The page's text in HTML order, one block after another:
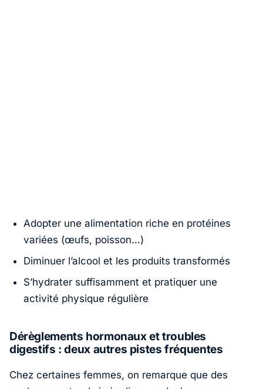
Adopter une alimentation riche en protéines
variées (œufs, poisson…)
Diminuer l’alcool et les produits transformés
S’hydrater suffisamment et pratiquer une
activité physique régulière
Dérèglements hormonaux et troubles
digestifs : deux autres pistes fréquentes
Chez certaines femmes, on remarque que des